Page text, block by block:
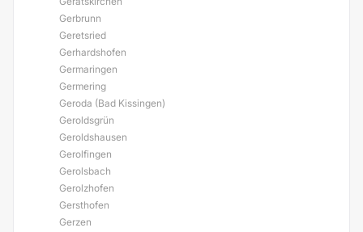
Gerbrunn
Geretsried
Gerhardshofen
Germaringen
Germering
Geroda (Bad Kissingen)
Geroldsgrün
Geroldshausen
Gerolfingen
Gerolsbach
Gerolzhofen
Gersthofen
Gerzen